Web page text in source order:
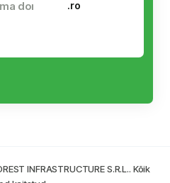
.ro
INFRASTRUCTURE S.R.L.. Kõik